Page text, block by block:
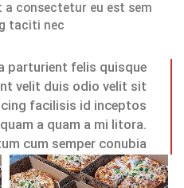
consectetur eu est sem
taciti nec.
parturient felis quisque
velit duis odio velit sit
facilisis id inceptos
a quam a mi litora.
cum semper conubia.